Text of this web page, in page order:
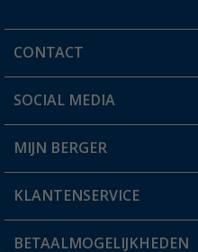
CONTACT
Een vraag?
Winkel vinden
SOCIAL MEDIA
MIJN BERGER
Mijn account
Status bestelling
KLANTENSERVICE
FAQ & Contact
BETAALMOGELIJKHEDEN